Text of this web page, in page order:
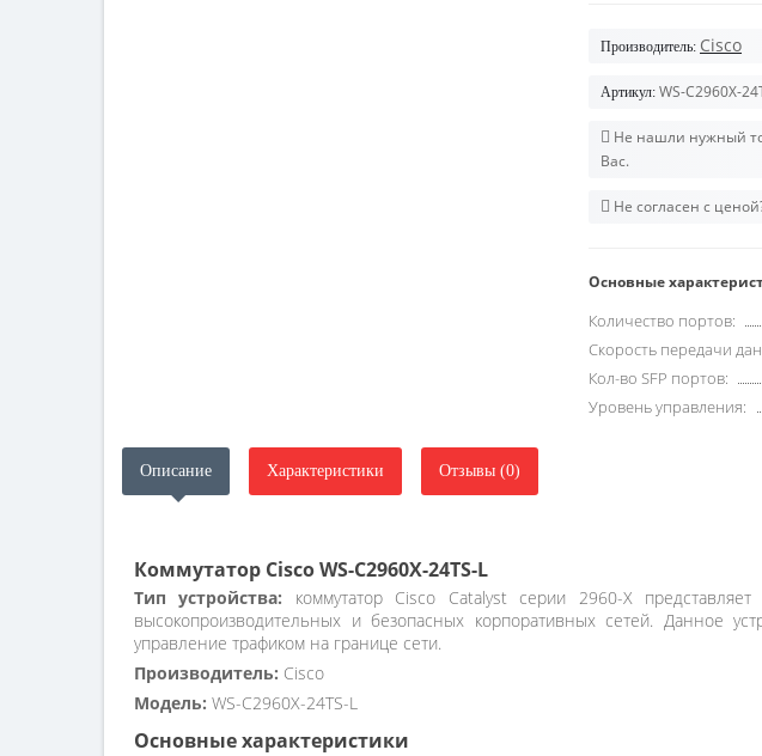
Производитель: Cisco
Артикул: WS-C2960X-
Не нашли нужный
Вас.
Не согласен с
Основные
Количество портов:
Скорость передачи
Кол-во SFP портов:
Уровень управления:
Описание Характеристики Отзывы (0)
Коммутатор Cisco WS-C2960X-24TS-L
Тип устройства: коммутатор Cisco Catalyst серии 2960-X
высокопроизводительных и безопасных корпоративных сетей. Данное
управление трафиком на границе сети.
Производитель: Cisco
Модель: WS-C2960X-24TS-L
Основные характеристики